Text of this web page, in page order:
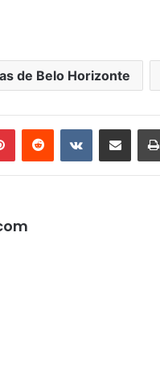
de Belo Horizonte
PinterestReddit VK Compartilhar via e-mail